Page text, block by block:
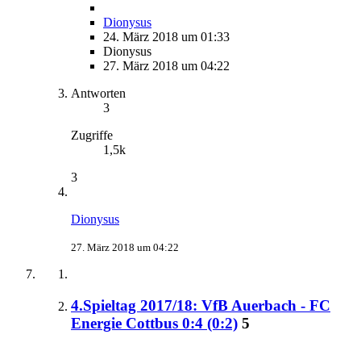
Dionysus
24. März 2018 um 01:33
Dionysus
27. März 2018 um 04:22
Antworten
3
Zugriffe
1,5k
3
Dionysus
27. März 2018 um 04:22
4.Spieltag 2017/18: VfB Auerbach - FC
Energie Cottbus 0:4 (0:2) 5